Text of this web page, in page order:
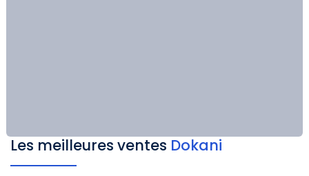
Les meilleures ventes Dokani